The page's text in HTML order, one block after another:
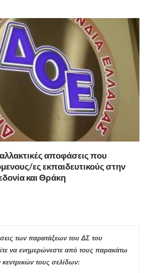
αποφάσεις που
ες εκπαιδευτικούς στην
και Θράκη
των παρατάξεων του ΔΣ του
να ενημερώνεστε από τους παρακάτω
τους σελίδων: